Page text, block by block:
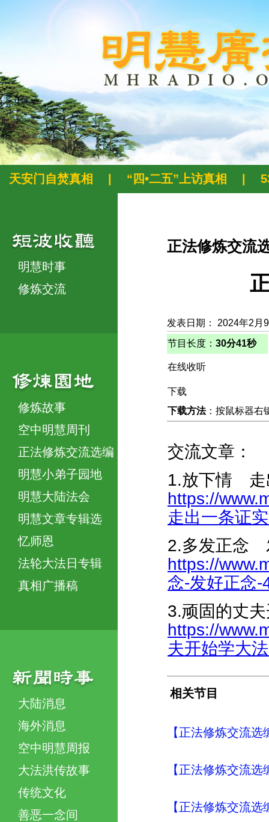
天安门自焚真相 “四•二五”上访真相
明慧时事
修炼交流
修炼故事
空中明慧周刊
正法修炼交流选编
明慧小弟子园地
明慧大陆法会
明慧文章专辑选
忆师恩
法轮大法日专辑
真相广播稿
大陆消息
海外消息
空中明慧周报
大法洪传故事
传统文化
善恶一念间
正法修炼交流
发表日期： 2024年2月
节目长度： 30分41秒
在线收听
下载
下载方法：按鼠标器右
交流文章：
1.放下情 走
https://
走出一条证
2.多发正念
https://
念-发好正念-
3.顽固的丈
https://
夫开始学大
相关节目
【正法修炼交流
【正法修炼交流
【正法修炼交流